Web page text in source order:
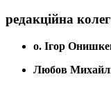
редакційна
о. Ігор
Любов